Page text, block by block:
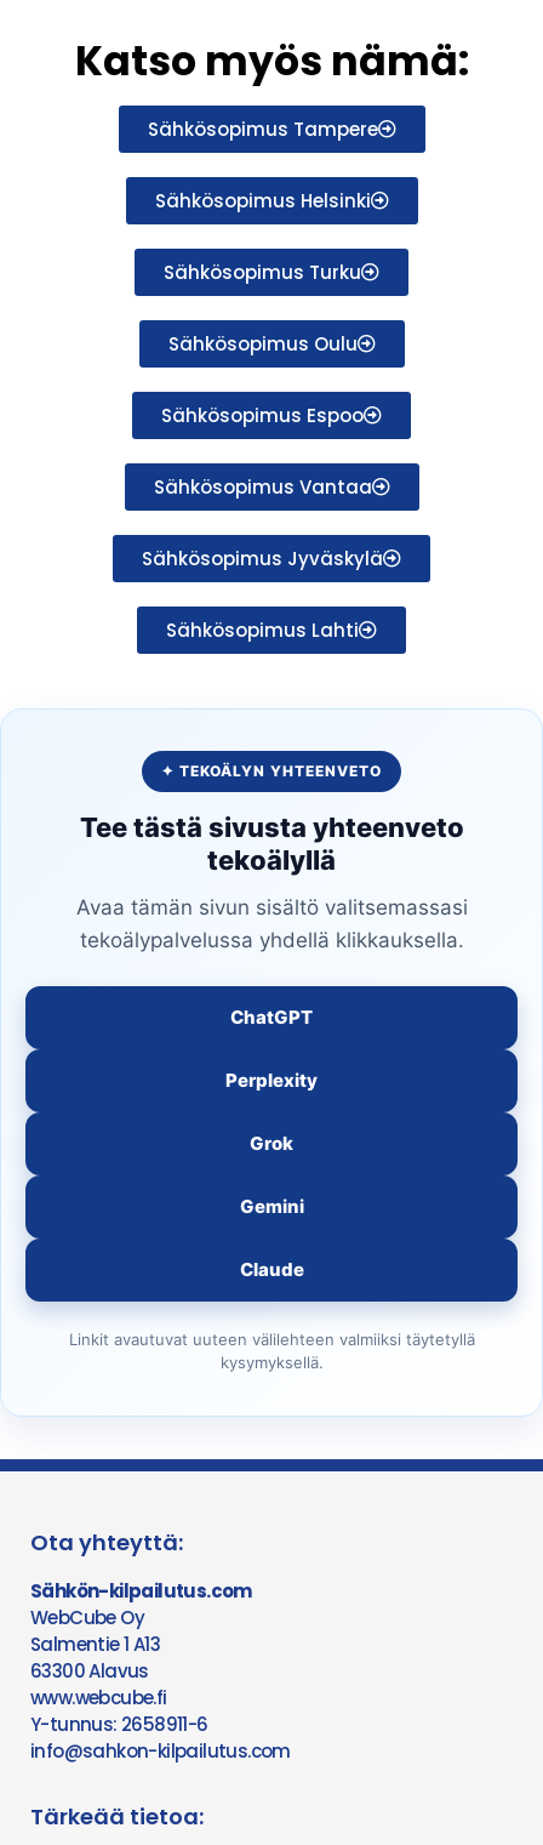
Katso myös nämä:
Sähkösopimus Tampere
Sähkösopimus Helsinki
Sähkösopimus Turku
Sähkösopimus Oulu
Sähkösopimus Espoo
Sähkösopimus Vantaa
Sähkösopimus Jyväskylä
Sähkösopimus Lahti
✦ TEKOÄLYN YHTEENVETO
Tee tästä sivusta yhteenveto
tekoälyllä
Avaa tämän sivun sisältö valitsemassasi
tekoälypalvelussa yhdellä klikkauksella.
ChatGPT
Perplexity
Grok
Gemini
Claude
Linkit avautuvat uuteen välilehteen valmiiksi täytetyllä
kysymyksellä.
Ota yhteyttä:
Sähkön-kilpailutus.com
WebCube Oy
Salmentie 1 A13
63300 Alavus
www.webcube.fi
Y-tunnus: 2658911-6
info@sahkon-kilpailutus.com
Tärkeää tietoa: